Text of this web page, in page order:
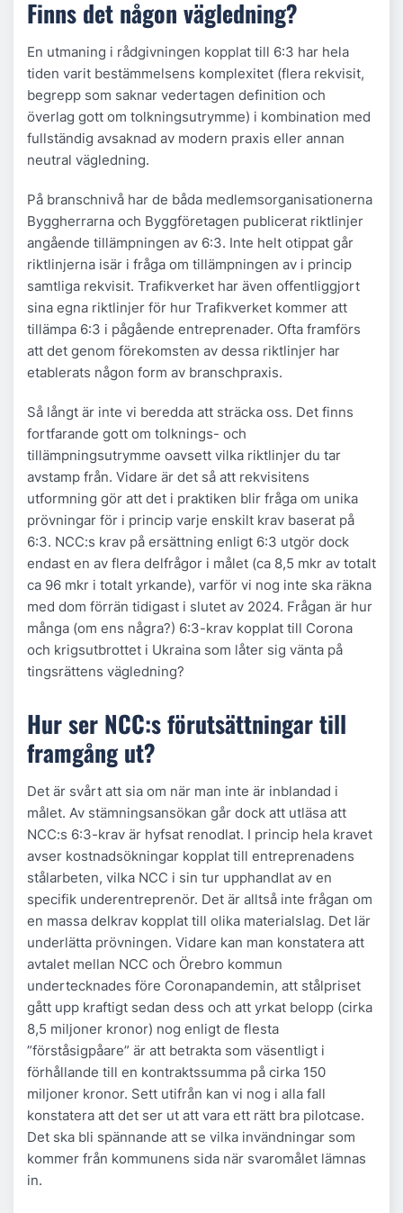
Finns det någon vägledning?
En utmaning i rådgivningen kopplat till 6:3 har hela
tiden varit bestämmelsens komplexitet (flera rekvisit,
begrepp som saknar vedertagen definition och
överlag gott om tolkningsutrymme) i kombination med
fullständig avsaknad av modern praxis eller annan
neutral vägledning.
På branschnivå har de båda medlemsorganisationerna
Byggherrarna och Byggföretagen publicerat riktlinjer
angående tillämpningen av 6:3. Inte helt otippat går
riktlinjerna isär i fråga om tillämpningen av i princip
samtliga rekvisit. Trafikverket har även offentliggjort
sina egna riktlinjer för hur Trafikverket kommer att
tillämpa 6:3 i pågående entreprenader. Ofta framförs
att det genom förekomsten av dessa riktlinjer har
etablerats någon form av branschpraxis.
Så långt är inte vi beredda att sträcka oss. Det finns
fortfarande gott om tolknings- och
tillämpningsutrymme oavsett vilka riktlinjer du tar
avstamp från. Vidare är det så att rekvisitens
utformning gör att det i praktiken blir fråga om unika
prövningar för i princip varje enskilt krav baserat på
6:3. NCC:s krav på ersättning enligt 6:3 utgör dock
endast en av flera delfrågor i målet (ca 8,5 mkr av totalt
ca 96 mkr i totalt yrkande), varför vi nog inte ska räkna
med dom förrän tidigast i slutet av 2024. Frågan är hur
många (om ens några?) 6:3-krav kopplat till Corona
och krigsutbrottet i Ukraina som låter sig vänta på
tingsrättens vägledning?
Hur ser NCC:s förutsättningar till
framgång ut?
Det är svårt att sia om när man inte är inblandad i
målet. Av stämningsansökan går dock att utläsa att
NCC:s 6:3-krav är hyfsat renodlat. I princip hela kravet
avser kostnadsökningar kopplat till entreprenadens
stålarbeten, vilka NCC i sin tur upphandlat av en
specifik underentreprenör. Det är alltså inte frågan om
en massa delkrav kopplat till olika materialslag. Det lär
underlätta prövningen. Vidare kan man konstatera att
avtalet mellan NCC och Örebro kommun
undertecknades före Coronapandemin, att stålpriset
gått upp kraftigt sedan dess och att yrkat belopp (cirka
8,5 miljoner kronor) nog enligt de flesta
”förståsigpåare” är att betrakta som väsentligt i
förhållande till en kontraktssumma på cirka 150
miljoner kronor. Sett utifrån kan vi nog i alla fall
konstatera att det ser ut att vara ett rätt bra pilotcase.
Det ska bli spännande att se vilka invändningar som
kommer från kommunens sida när svaromålet lämnas
in.